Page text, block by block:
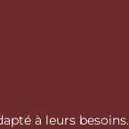
à leurs